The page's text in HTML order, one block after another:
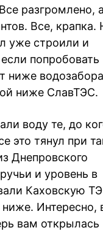
разгромлено,
Все, крапка.
уже строили и
попробовать
ниже
ниже СлавТЭС.
воду те, до
это тянул при
Днепровского
и уровень в
Каховскую
Интересно,
вам открылась